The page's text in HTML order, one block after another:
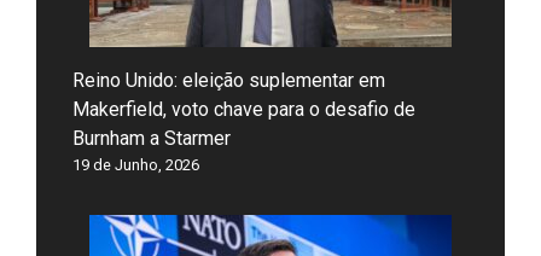
Reino Unido: eleição suplementar em
Makerfield, voto chave para o desafio de
Burnham a Starmer
19 de Junho, 2026